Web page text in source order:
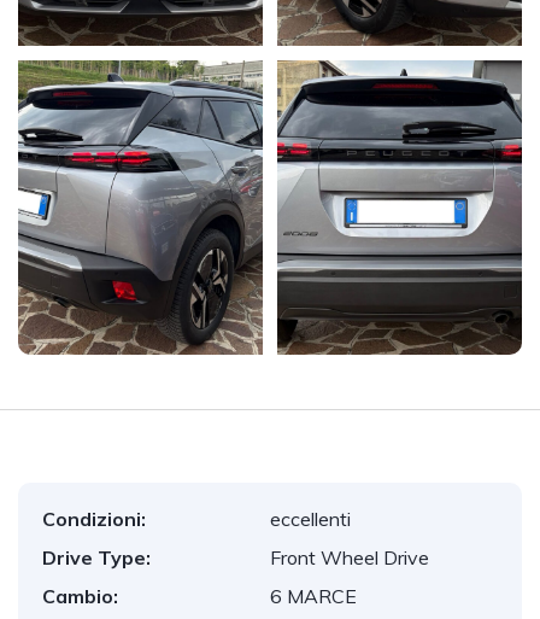
Condizioni:
eccellenti
Drive Type:
Front Wheel Drive
Cambio:
6 MARCE